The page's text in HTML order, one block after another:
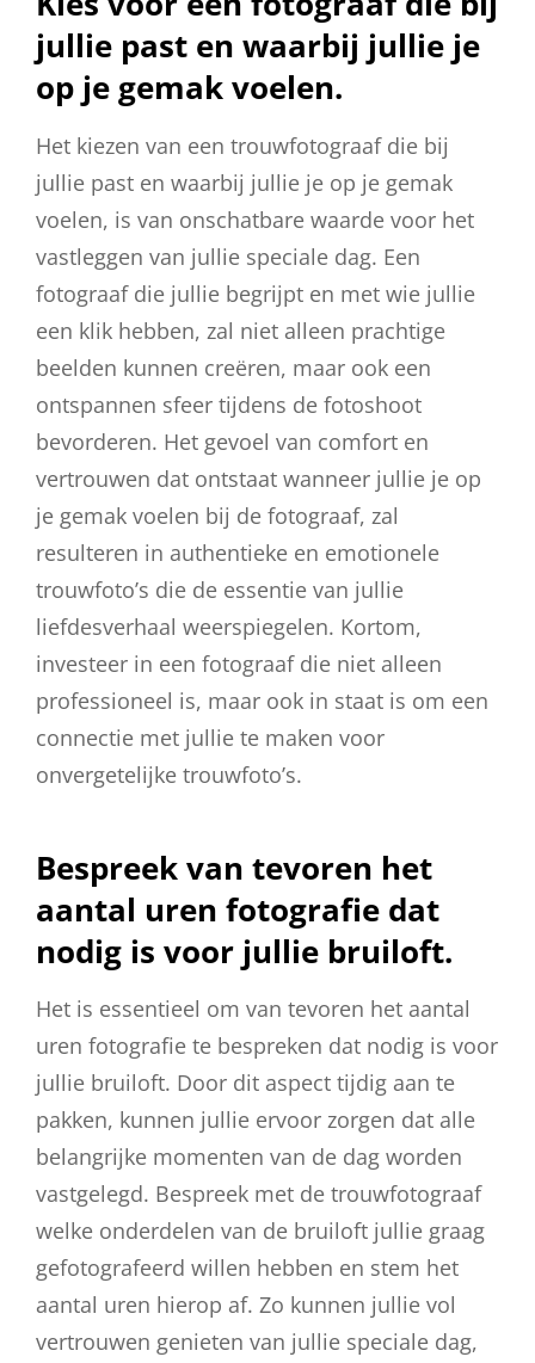
jullie past en waarbij jullie je
op je gemak voelen.
Het kiezen van een trouwfotograaf die bij
jullie past en waarbij jullie je op je gemak
voelen, is van onschatbare waarde voor het
vastleggen van jullie speciale dag. Een
fotograaf die jullie begrijpt en met wie jullie
een klik hebben, zal niet alleen prachtige
beelden kunnen creëren, maar ook een
ontspannen sfeer tijdens de fotoshoot
bevorderen. Het gevoel van comfort en
vertrouwen dat ontstaat wanneer jullie je op
je gemak voelen bij de fotograaf, zal
resulteren in authentieke en emotionele
trouwfoto’s die de essentie van jullie
liefdesverhaal weerspiegelen. Kortom,
investeer in een fotograaf die niet alleen
professioneel is, maar ook in staat is om een
connectie met jullie te maken voor
onvergetelijke trouwfoto’s.
Bespreek van tevoren het
aantal uren fotografie dat
nodig is voor jullie bruiloft.
Het is essentieel om van tevoren het aantal
uren fotografie te bespreken dat nodig is voor
jullie bruiloft. Door dit aspect tijdig aan te
pakken, kunnen jullie ervoor zorgen dat alle
belangrijke momenten van de dag worden
vastgelegd. Bespreek met de trouwfotograaf
welke onderdelen van de bruiloft jullie graag
gefotografeerd willen hebben en stem het
aantal uren hierop af. Zo kunnen jullie vol
vertrouwen genieten van jullie speciale dag,